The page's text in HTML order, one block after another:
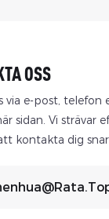
OSS
via e-post, telefon
sidan. Vi strävar
kontakta dig